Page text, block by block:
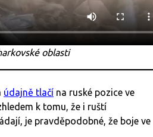
oblasti
údajně tlačí na ruské pozice ve
k tomu, že i ruští
je pravděpodobné, že boje ve